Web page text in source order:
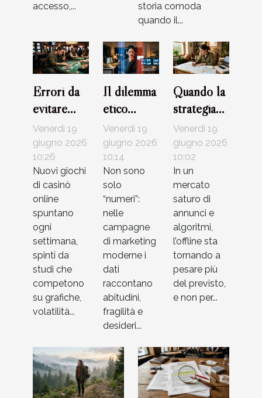
accesso,...
storia comoda
quando il...
Errori da
evitare
quando si
scelgono
strategie
per nuovi
giochi di
casinò
Venerdì 19
giugno 2026
10:26
Nuovi giochi
di casinò
online
spuntano
ogni
settimana,
spinti da
studi che
competono
su grafiche,
volatilità...
Il dilemma
etico
dietro
l’uso dei
dati nelle
campagne
di
marketing
Venerdì 19
giugno 2026
10:14
Non sono
solo
“numeri”:
nelle
campagne
di marketing
moderne i
dati
raccontano
abitudini,
fragilità e
desideri...
Quando la
strategia
offline fa la
differenza
in un’era
digitale
Venerdì 19
giugno 2026
10:02
In un
mercato
saturo di
annunci e
algoritmi,
l’offline sta
tornando a
pesare più
del previsto,
e non per...